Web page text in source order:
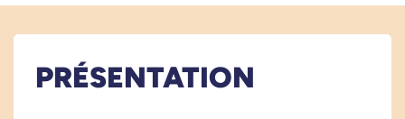
PRÉSENTATION